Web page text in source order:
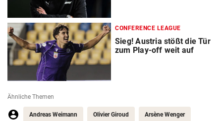
CONFERENCE LEAGUE
Sieg! Austria stößt die Tür
zum Play-off weit auf
Ähnliche Themen
Andreas Weimann Olivier Giroud Arsène Wenger